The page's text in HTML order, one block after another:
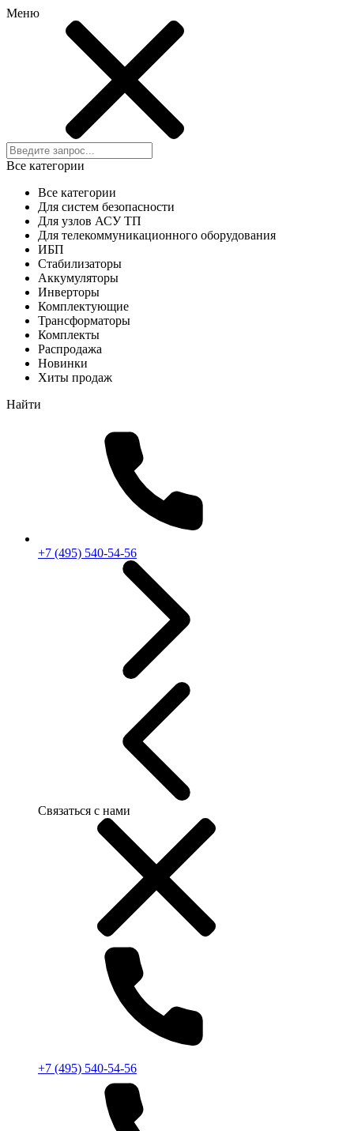
Меню
Все категории
Все категории
Для систем безопасности
Для узлов АСУ ТП
Для телекоммуникационного оборудования
ИБП
Стабилизаторы
Аккумуляторы
Инверторы
Комплектующие
Трансформаторы
Комплекты
Распродажа
Новинки
Хиты продаж
Найти
+7 (495) 540-54-56
Связаться с нами
+7 (495) 540-54-56